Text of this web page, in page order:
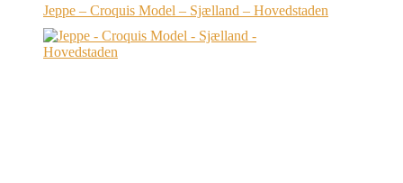
Jeppe – Croquis Model – Sjælland – Hovedstaden